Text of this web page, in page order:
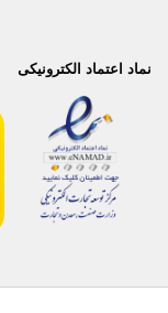
نماد اعتماد الکترونیکی